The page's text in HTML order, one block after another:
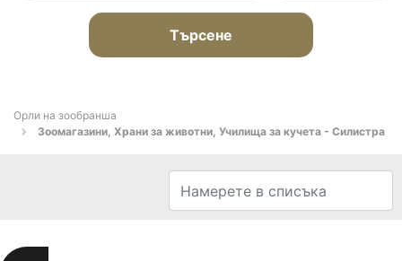
Търсене
Орли на зообранша
Зоомагазини, Храни за животни, Училища за кучета - Силистра